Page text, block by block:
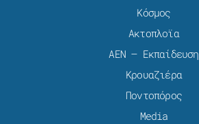
Κόσμος
Ακτοπλοϊα
ΑΕΝ – Εκπαίδευση
Κρουαζιέρα
Ποντοπόρος
Media